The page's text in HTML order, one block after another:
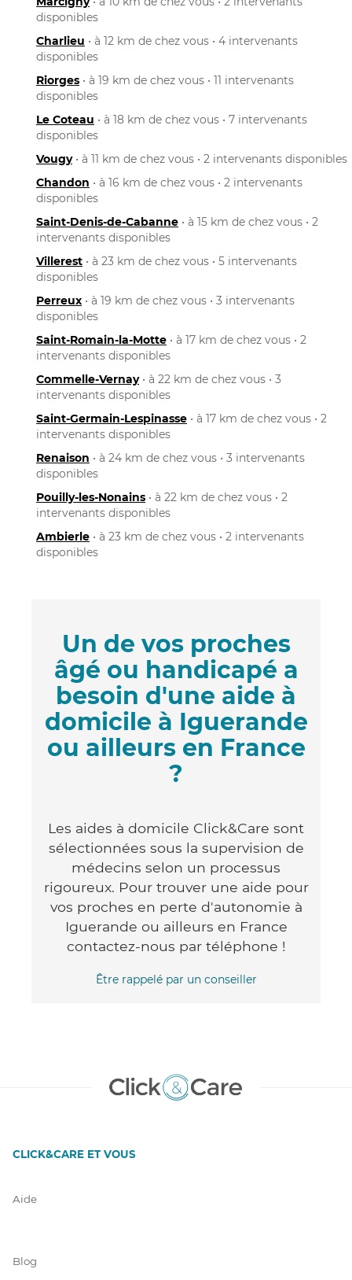
disponibles
Charlieu • à 12 km de chez vous • 4 intervenants
disponibles
Riorges • à 19 km de chez vous • 11 intervenants
disponibles
Le Coteau • à 18 km de chez vous • 7 intervenants
disponibles
Vougy• à 11 km de chez vous • 2 intervenants disponibles
Chandon • à 16 km de chez vous • 2 intervenants
disponibles
Saint-Denis-de-Cabanne • à 15 km de chez vous • 2
intervenants disponibles
Villerest • à 23 km de chez vous • 5 intervenants
disponibles
Perreux • à 19 km de chez vous • 3 intervenants
disponibles
Saint-Romain-la-Motte • à 17 km de chez vous • 2
intervenants disponibles
Commelle-Vernay• à 22 km de chez vous • 3
intervenants disponibles
Saint-Germain-Lespinasse • à 17 km de chez vous • 2
intervenants disponibles
Renaison • à 24 km de chez vous • 3 intervenants
disponibles
Pouilly-les-Nonains • à 22 km de chez vous • 2
intervenants disponibles
Ambierle • à 23 km de chez vous • 2 intervenants
disponibles
Un de vos proches
âgé ou handicapé a
besoin d'une aide à
domicile à Iguerande
ou ailleurs en France
?
Les aides à domicile Click&Care sont
sélectionnées sous la supervision de
médecins selon un processus
rigoureux. Pour trouver une aide pour
vos proches en perte d'autonomie à
Iguerande ou ailleurs en France
contactez-nous par téléphone !
Être rappelé par un conseiller
CLICK&CARE ET VOUS
Aide
Blog